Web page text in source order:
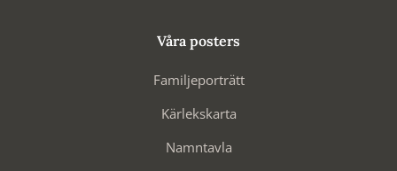
Våra posters
Familjeporträtt
Kärlekskarta
Namntavla